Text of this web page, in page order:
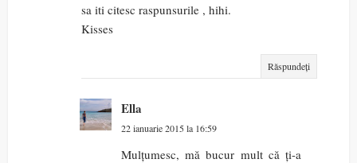
sa iti citesc raspunsurile , hihi.
Kisses
Răspundeți
Ella
22 ianuarie 2015 la 16:59
Mulțumesc, mă bucur mult că ți-a